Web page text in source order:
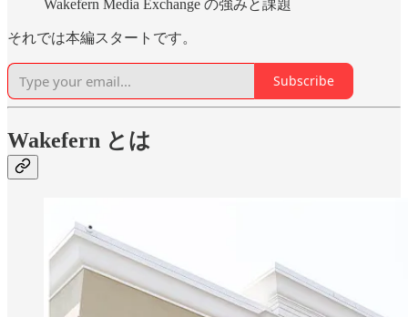
Wakefern Media Exchange の強みと課題
それでは本編スタートです。
Subscribe
Wakefern とは